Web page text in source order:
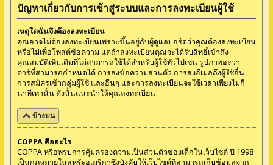
ปัญหาเกี่ยวกับการเข้าสู่ระบบและการลงทะเบียนผู้ใช้
เหตุใดฉันจึงต้องลงทะเบียน
คุณอาจไม่ต้องลงทะเบียนเพราะขึ้นอยู่กับผู้ดูแลบอร์ดว่าคุณต้องลงทะเบียน
หรือไม่เพื่อโพสต์ข้อความ แต่ถ้าลงทะเบียนคุณจะได้รับสิทธิ์เข้าถึง
คุณสมบัติเพิ่มเติมที่ไม่สามารถใช้ได้สำหรับผู้ใช้ทั่วไปเช่น รูปภาพอะวา
ตาร์ที่สามารถกำหนดได้ การส่งข้อความส่วนตัว การส่งอีเมลถึงผู้ใช้อื่น
การสมัครเข้ากลุ่มผู้ใช้ และอื่นๆ และการลงทะเบียนจะใช้เวลาเพียงไม่กี่
นาทีเท่านั้น ดังนั้นแนะนำให้คุณลงทะเบียน
ข้างบน
COPPA คืออะไร
COPPA หรือพรบการคุ้มครองความเป็นส่วนตัวของเด็กในเว็บไซต์ ปี 1998
เป็นกฎหมายในสหรัฐอเมริกาซึ่งบังคับให้เว็บไซต์ที่สามารถเก็บข้อมูลจาก